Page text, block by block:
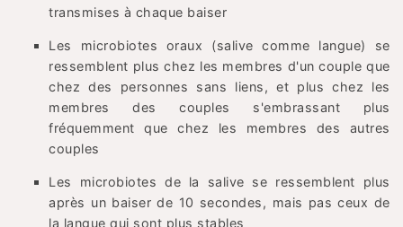
transmises à chaque baiser
Les microbiotes oraux (salive comme langue) se
ressemblent plus chez les membres d'un couple que
chez des personnes sans liens, et plus chez les
membres des couples s'embrassant plus
fréquemment que chez les membres des autres
couples
Les microbiotes de la salive se ressemblent plus
après un baiser de 10 secondes, mais pas ceux de
la langue qui sont plus stables